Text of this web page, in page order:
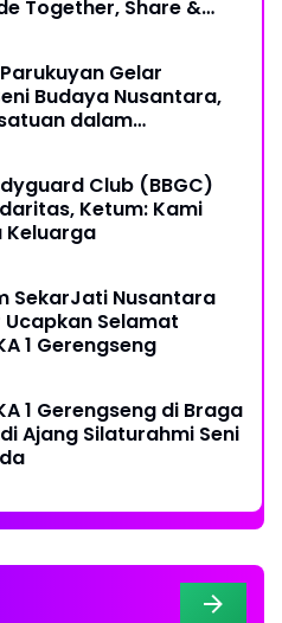
Together, Share &
Gelar
Budaya Nusantara,
dalam
Club (BBGC)
Ketum: Kami
Keluarga
SekarJati Nusantara
Ucapkan Selamat
1 Gerengseng
1 Gerengseng di Braga
Ajang Silaturahmi Seni